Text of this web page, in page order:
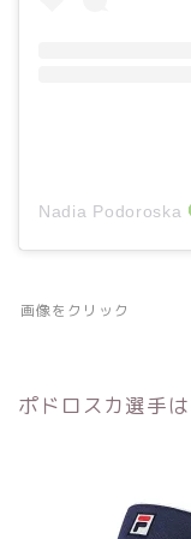
Nadia Podoroska
画像をクリック
ポドロスカ選手